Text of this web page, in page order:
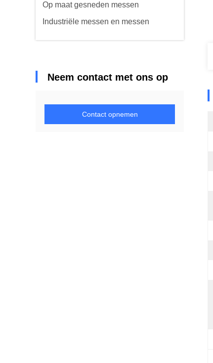
Op maat gesneden messen
Industriële messen en messen
Neem contact met ons op
Contact opnemen